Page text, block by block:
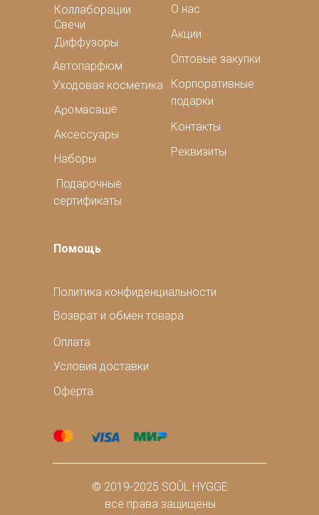
Коллаборации
Свечи
Диффузоры
Автопарфюм
Аромасаше
Аксессуары
Наборы
Подарочные
сертификаты
О нас
Акции
Оптовые закупки
Корпоративные
подарки
Контакты
Реквизиты
Помощь
Политика конфиденциальности
Возврат и обмен товара
Оплата
Условия доставки
Оферта
© 2019-2025 SOÛL HYGGE
все права защищены
Уходовая косметика